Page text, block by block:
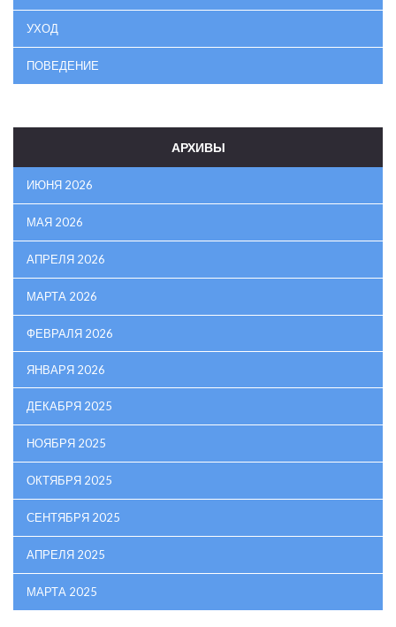
УХОД
ПОВЕДЕНИЕ
АРХИВЫ
ИЮНЯ 2026
МАЯ 2026
АПРЕЛЯ 2026
МАРТА 2026
ФЕВРАЛЯ 2026
ЯНВАРЯ 2026
ДЕКАБРЯ 2025
НОЯБРЯ 2025
ОКТЯБРЯ 2025
СЕНТЯБРЯ 2025
АПРЕЛЯ 2025
МАРТА 2025